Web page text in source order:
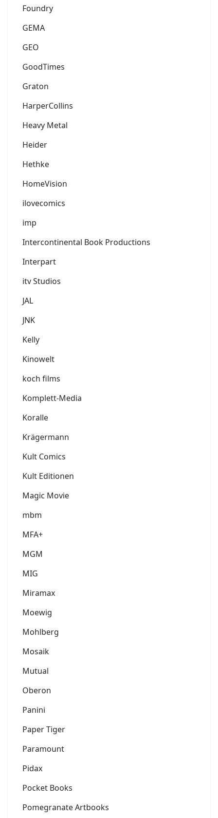
Foundry
GEMA
GEO
GoodTimes
Graton
HarperCollins
Heavy Metal
Heider
Hethke
HomeVision
ilovecomics
imp
Intercontinental Book Productions
Interpart
itv Studios
JAL
JNK
Kelly
Kinowelt
koch films
Komplett-Media
Koralle
Krägermann
Kult Comics
Kult Editionen
Magic Movie
mbm
MFA+
MGM
MIG
Miramax
Moewig
Mohlberg
Mosaik
Mutual
Oberon
Panini
Paper Tiger
Paramount
Pidax
Pocket Books
Pomegranate Artbooks